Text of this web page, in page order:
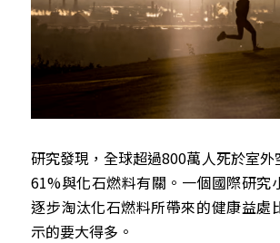
研究發現，全球超過800萬人死於室外
61%與化石燃料有關。一個國際研究
逐步淘汰化石燃料所帶來的健康益處
示的要大得多。